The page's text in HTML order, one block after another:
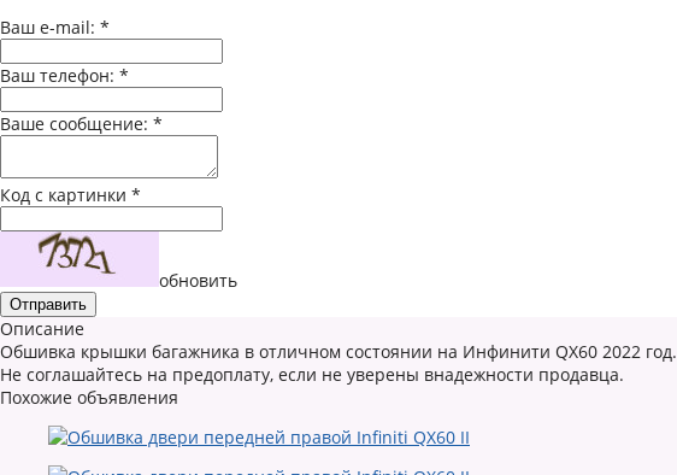
Ваш e-mail: *
Ваш телефон: *
Ваше сообщение: *
Код с картинки *
обновить
Описание
Обшивка крышки багажника в отличном состоянии на Инфинити QX60 2022 год.
Не соглашайтесь на предоплату, если не уверены внадежности продавца.
Похожие объявления